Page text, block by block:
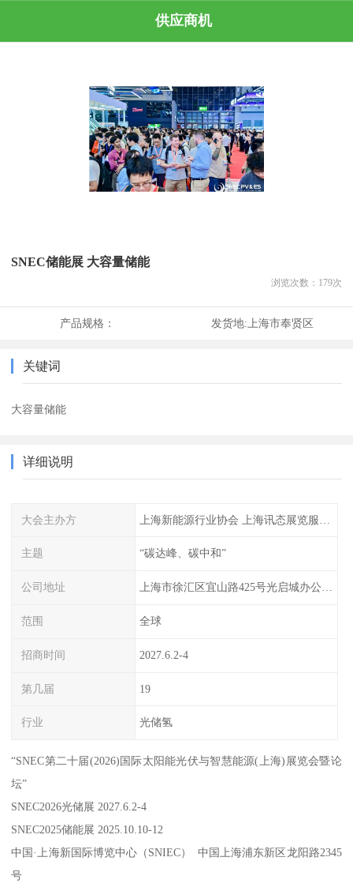
供应商机
SNEC储能展 大容量储能
浏览次数： 179次
产品规格： 发货地:上海市奉贤区
关键词
大容量储能
详细说明
大会主办方
主题 “碳达峰、碳中和”
公司地址 上海市徐汇区宜山路425号光启城办公楼905-907室
范围 全球
招商时间 2027.6.2-4
第几届 19
行业 光储氢
“SNEC第二十届(2026)国际太阳能光伏与智慧能源(上海)展览会暨论
坛”
SNEC2026光储展 2027.6.2-4
SNEC2025储能展 2025.10.10-12
中国·上海新国际博览中心（SNIEC） 中国上海浦东新区龙阳路2345
号